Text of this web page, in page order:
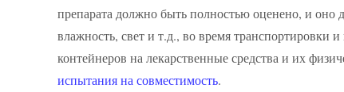
препарата должно быть полностью оценено, и оно
влажность, свет и т.д., во время транспортировки
контейнеров на лекарственные средства и их
испытания на совместимость.